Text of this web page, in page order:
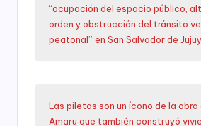
“ocupación del espacio público,
orden y obstrucción del tránsito
peatonal” en San Salvador de
Las piletas son un ícono de la obra
Amaru que también construyó